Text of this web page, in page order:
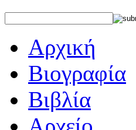
Αρχική
Βιογραφία
Βιβλία